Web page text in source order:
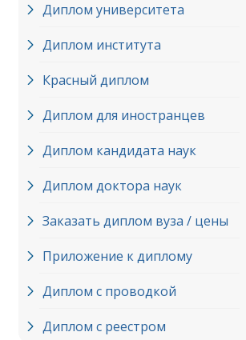
Диплом университета
Диплом института
Красный диплом
Диплом для иностранцев
Диплом кандидата наук
Диплом доктора наук
Заказать диплом вуза / цены
Приложение к диплому
Диплом с проводкой
Диплом с реестром